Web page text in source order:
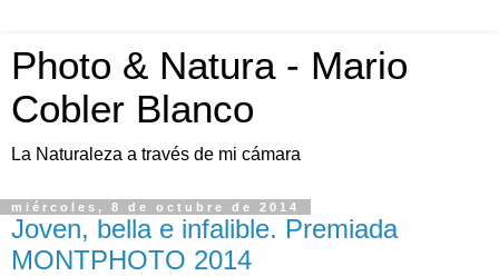
Photo & Natura - Mario
Cobler Blanco
La Naturaleza a través de mi cámara
miércoles, 8 de octubre de 2014
Joven, bella e infalible. Premiada
MONTPHOTO 2014